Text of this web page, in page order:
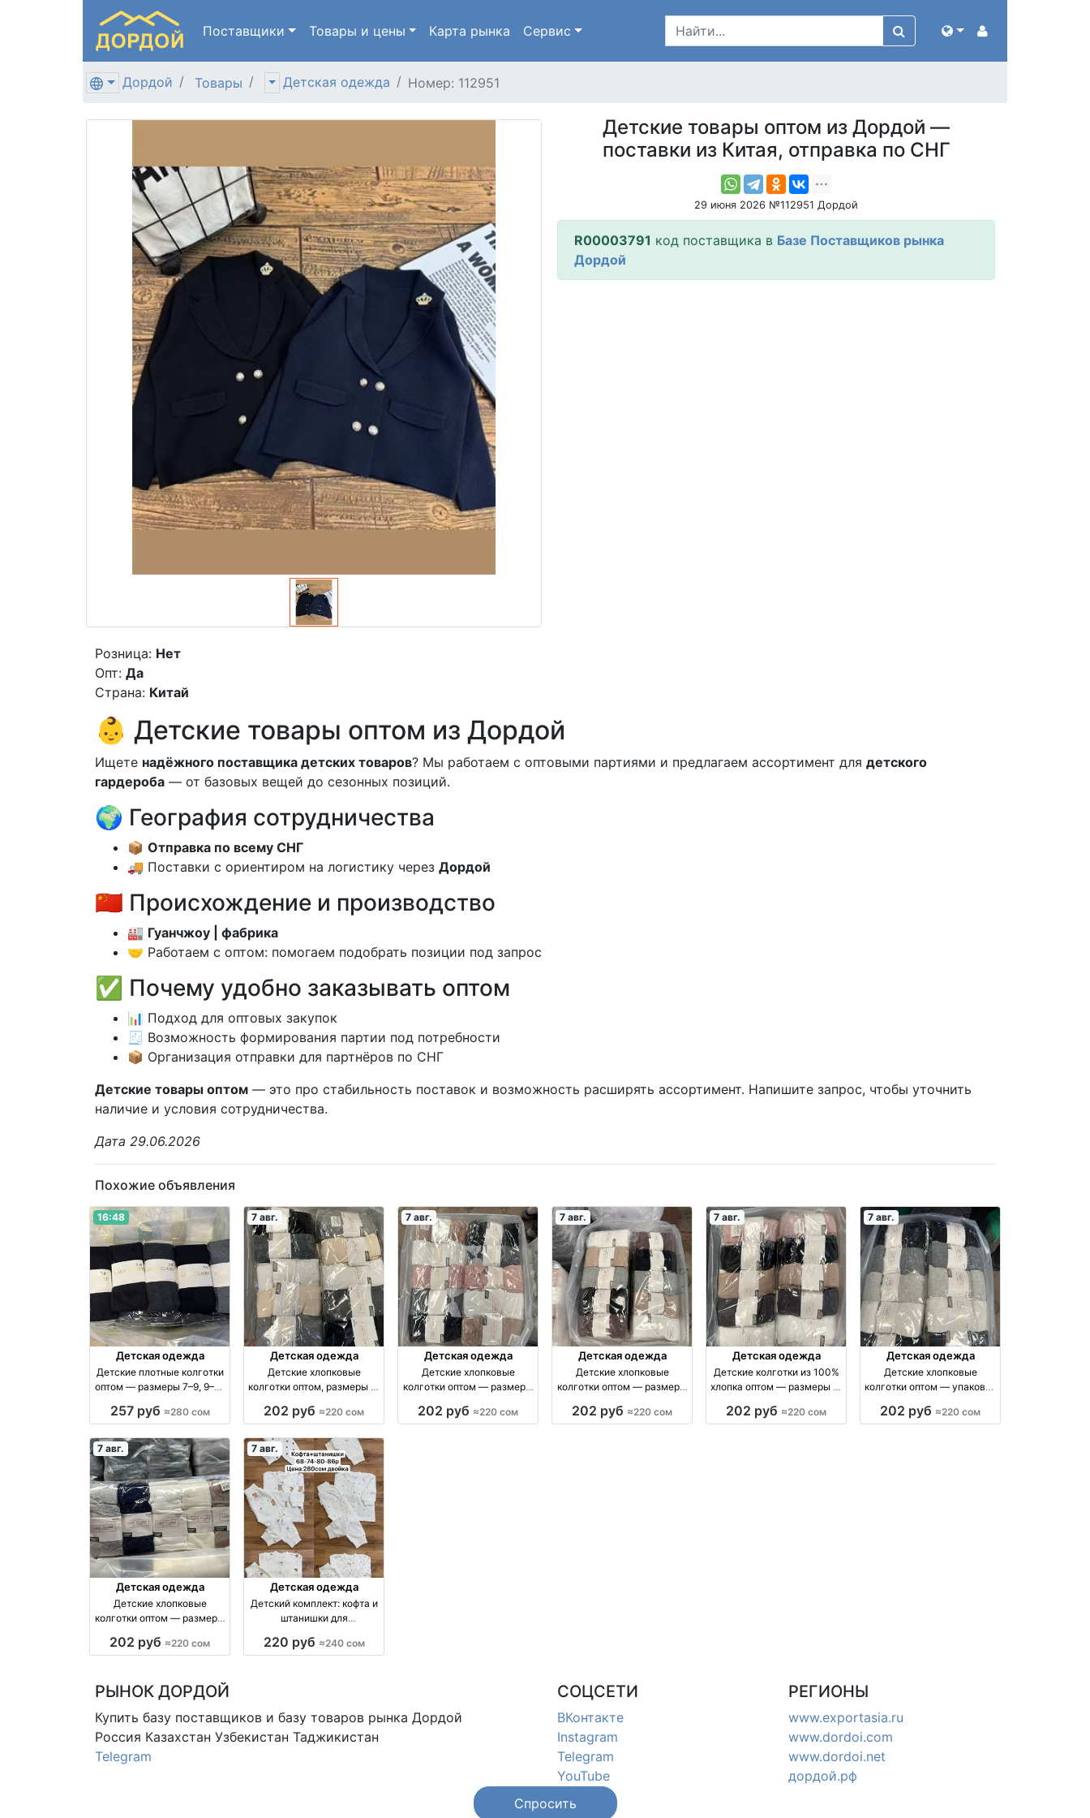
Поставщики Товары и цены Карта рынка Сервис
Дордой Товары Детская одежда Номер: 112951
Детские товары оптом из Дордой —
поставки из Китая, отправка по СНГ
29 июня 2026 №112951 Дордой
R00003791 код поставщика в Базе Поставщиков рынка
Дордой
Розница: Нет
Опт: Да
Страна: Китай
👶 Детские товары оптом из Дордой
Ищете надёжного поставщика детских товаров? Мы работаем с оптовыми партиями и предлагаем ассортимент для детского
гардероба — от базовых вещей до сезонных позиций.
🌍 География сотрудничества
📦 Отправка по всему СНГ
🚚 Поставки с ориентиром на логистику через Дордой
🇨🇳 Происхождение и производство
🏭 Гуанчжоу | фабрика
🤝 Работаем с оптом: помогаем подобрать позиции под запрос
✅ Почему удобно заказывать оптом
📊 Подход для оптовых закупок
🧾 Возможность формирования партии под потребности
📦 Организация отправки для партнёров по СНГ
Детские товары оптом — это про стабильность поставок и возможность расширять ассортимент. Напишите запрос, чтобы уточнить
наличие и условия сотрудничества.
Дата 29.06.2026
Похожие объявления
16:48
Детская одежда
Детские плотные колготки
оптом — размеры 7–9, 9–11,
Россия
257 руб ≈280 сом
7 авг.
Детская одежда
Детские хлопковые
колготки оптом, размеры 1–
оптом производство
202 руб ≈220 сом
7 авг.
Детская одежда
Детские хлопковые
колготки оптом — размеры
оптом
202 руб ≈220 сом
7 авг.
Детская одежда
Детские хлопковые
колготки оптом — размеры
оптом производство
202 руб ≈220 сом
7 авг.
Детская одежда
Детские колготки из 100%
хлопка оптом — размеры 1–
Киргизия
202 руб ≈220 сом
7 авг.
Детская одежда
Детские хлопковые
колготки оптом — упаковка
производство Киргизия
202 руб ≈220 сом
7 авг.
Детская одежда
Детские хлопковые
колготки оптом — размеры
оптом производство
202 руб ≈220 сом
7 авг.
Детская одежда
Детский комплект: кофта и
штанишки для
62–86
220 руб ≈240 сом
РЫНОК ДОРДОЙ
Купить базу поставщиков и базу товаров рынка Дордой
Россия Казахстан Узбекистан Таджикистан
Telegram
СОЦСЕТИ
ВКонтакте
Instagram
Telegram
YouTube
РЕГИОНЫ
www.exportasia.ru
www.dordoi.com
www.dordoi.net
дордой.рф
Спросить